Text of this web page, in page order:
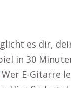
es dir,
in 30
Wer E-Gitarre